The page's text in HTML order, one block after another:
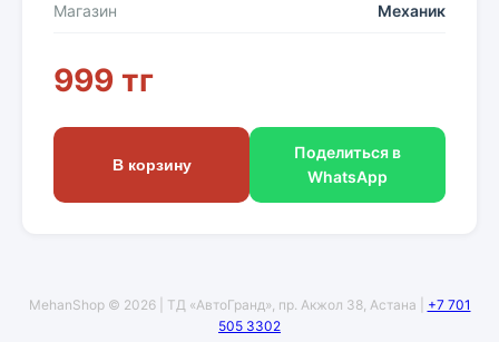
Магазин Механик
999 тг
В корзину
Поделиться в
WhatsApp
MehanShop © 2026 | ТД «АвтоГранд», пр. Акжол 38, Астана | +7 701
505 3302